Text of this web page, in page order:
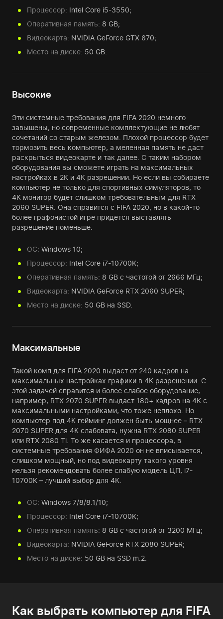
Процессор: Intel Core i5-3550;
Оперативная память: 8 GB;
Видеокарта: NVIDIA GeForce GTX 670;
Место на диске: 50 GB.
Высокие
Эти системные требования для FIFA 2020 немного
завышены, но современные комплектующие не любят
сочетаний со старым железом. Плохой процессор будет
тормозить весь компьютер, а меленная память не даст
раскрыться видеокарте и так далее. С таким набором
оборудования вы сможете играть на максимальных
настройках в 2К и 4К разрешении. Но если вы собираете
компьютер не только для спортивных симуляторов, то
4К монитор будет слишком требовательным для RTX
2060 SUPER. Она справится с FIFA 2020, но в какой-то
более графонистой игре придется выставлять
разрешение поменьше.
ОС: Windows 10;
Процессор: Intel Core i7-10700K;
Оперативная память: 8 GB с частотой от 2666 МГц;
Видеокарта: NVIDIA GeForce RTX 2060 SUPER;
Место на диске: 50 GB на SSD.
Максимальные
Такой комп для FIFA 2020 выдаст от 240 кадров на
максимальных настройках графики в 4К разрешении. С
этой задачей справится и более слабое оборудование,
например, RTX 2070 SUPER выдаст 180+ кадров на 4К с
максимальными настройками, что тоже неплохо. Но
компьютер под 4К гейминг должен быть мощнее – RTX
2070 SUPER для 4К слабовата, нужна RTX 2080 SUPER
или RTX 2080 Ti. То же касается и процессора, в
системные требования ФИФА 2020 он не вписывается,
слишком мощный, но под видеокарту такого уровня
нельзя рекомендовать более слабую модель ЦП, i7-
10700K – лучший выбор для 4К.
ОС: Windows 7/8/8.1/10;
Процессор: Intel Core i7-10700K;
Оперативная память: 8 GB с частотой от 3200 МГц;
Видеокарта: NVIDIA GeForce RTX 2080 SUPER;
Место на диске: 50 GB на SSD m.2.
Как выбрать компьютер для FIFA